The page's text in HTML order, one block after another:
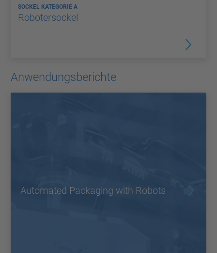
SOCKEL KATEGORIE A
Robotersockel
Anwendungsberichte
Automated Packaging with Robots